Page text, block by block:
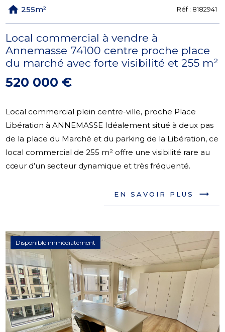
255m² Réf : 8182941
Local commercial à vendre à
Annemasse 74100 centre proche place
du marché avec forte visibilité et 255 m²
520 000 €
Local commercial plein centre-ville, proche Place
Libération à ANNEMASSE Idéalement situé à deux pas
de la place du Marché et du parking de la Libération, ce
local commercial de 255 m² offre une visibilité rare au
cœur d’un secteur dynamique et très fréquenté.
EN SAVOIR PLUS
Disponible immédiatement